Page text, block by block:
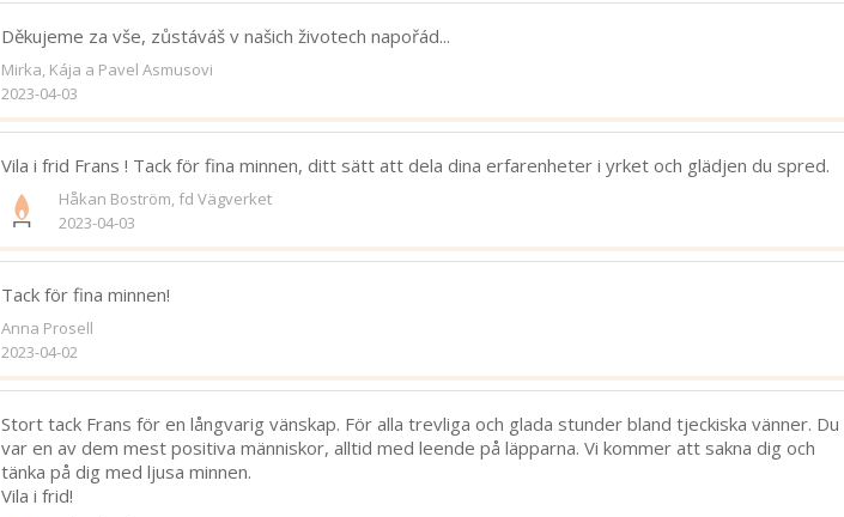
Děkujeme za vše, zůstáváš v našich životech napořád...
Mirka, Kája a Pavel Asmusovi
2023-04-03
Vila i frid Frans ! Tack för fina minnen, ditt sätt att dela dina erfarenheter i yrket och glädjen du spred.
Håkan Boström, fd Vägverket
2023-04-03
Tack för fina minnen!
Anna Prosell
2023-04-02
Stort tack Frans för en långvarig vänskap. För alla trevliga och glada stunder bland tjeckiska vänner. Du
var en av dem mest positiva människor, alltid med leende på läpparna. Vi kommer att sakna dig och
tänka på dig med ljusa minnen.
Vila i frid!